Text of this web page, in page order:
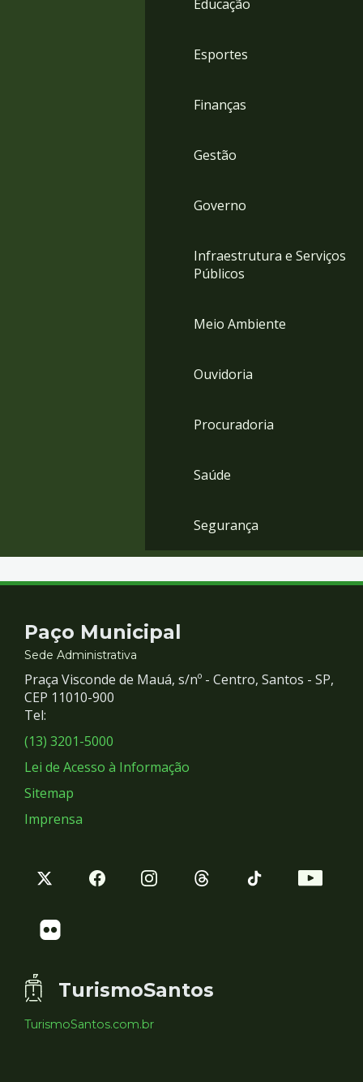
Educação
Esportes
Finanças
Gestão
Governo
Infraestrutura e Serviços
Públicos
Meio Ambiente
Ouvidoria
Procuradoria
Saúde
Segurança
Contato
e
Redes
Sociais
Paço Municipal
Sede Administrativa
Praça Visconde de Mauá, s/nº - Centro, Santos - SP,
CEP 11010-900
Tel:
(13) 3201-5000
Lei de Acesso à Informação
Sitemap
Imprensa
TurismoSantos
TurismoSantos.com.br